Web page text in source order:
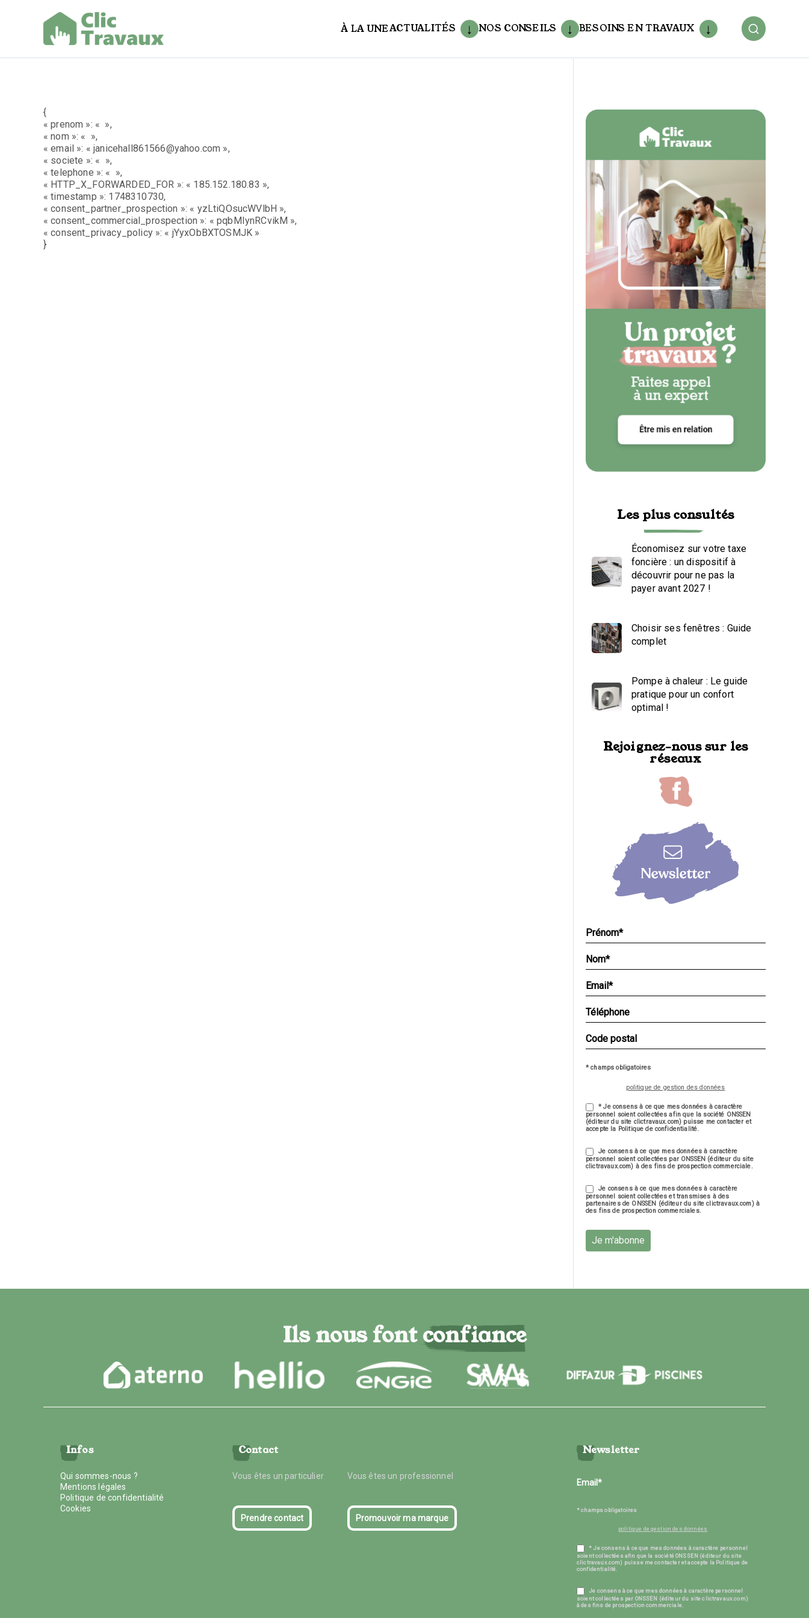
À LA UNEACTUALITÉS NOS CONSEILS BESOINS EN TRAVAUX
{
« prenom »: « »,
« nom »: « »,
« email »: « janicehall861566@yahoo.com »,
« societe »: « »,
« telephone »: « »,
« HTTP_X_FORWARDED_FOR »: « 185.152.180.83 »,
« timestamp »: 1748310730,
« consent_partner_prospection »: « yzLtiQOsucWVlbH »,
« consent_commercial_prospection »: « pqbMIynRCvikM »,
« consent_privacy_policy »: « jYyxObBXTOSMJK »
}
Les plus consultés
Économisez sur votre taxe
foncière : un dispositif à
découvrir pour ne pas la
payer avant 2027 !
Choisir ses fenêtres : Guide
complet
Pompe à chaleur : Le guide
pratique pour un confort
optimal !
Rejoignez-nous sur les
réseaux
* champs obligatoires
politique de gestion des données
* Je consens à ce que mes données à caractère
personnel soient collectées afin que la société ONSSEN
(éditeur du site clictravaux.com) puisse me contacter et
accepte la Politique de confidentialité.
Je consens à ce que mes données à caractère
personnel soient collectées par ONSSEN (éditeur du site
clictravaux.com) à des fins de prospection commerciale.
Je consens à ce que mes données à caractère
personnel soient collectées et transmises à des
partenaires de ONSSEN (éditeur du site clictravaux.com) à
des fins de prospection commerciales.
Je m'abonne
Ils nous font confiance
Infos
Qui sommes-nous ?
Mentions légales
Politique de confidentialité
Cookies
Contact
Vous êtes un particulier Vous êtes un professionnel
Prendre contact Promouvoir ma marque
Newsletter
* champs obligatoires
politique de gestion des données
* Je consens à ce que mes données à caractère personnel
soient collectées afin que la société ONSSEN (éditeur du site
clictravaux.com) puisse me contacter et accepte la Politique de
confidentialité.
Je consens à ce que mes données à caractère personnel
soient collectées par ONSSEN (éditeur du site clictravaux.com)
à des fins de prospection commerciale.